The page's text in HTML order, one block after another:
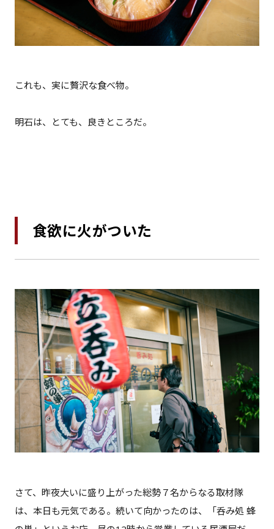
これも、実に贅沢な食べ物。
明石は、とても、良きところだ。
食欲に火がついた
さて、昨夜大いに盛り上がった総勢７名からなる取材隊
は、本日も元気である。続いて向かったのは、「呑み処 蜂